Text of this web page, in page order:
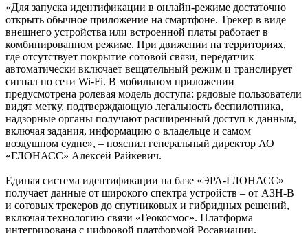
«Для запуска идентификации в онлайн-режиме достаточно
открыть обычное приложение на смартфоне. Трекер в виде
внешнего устройства или встроенной платы работает в
комбинированном режиме. При движении на территориях,
где отсутствует покрытие сотовой связи, передатчик
автоматически включает вещательный режим и транслирует
сигнал по сети Wi-Fi. В мобильном приложении
предусмотрена ролевая модель доступа: рядовые пользователи
видят метку, подтверждающую легальность беспилотника,
надзорные органы получают расширенный доступ к данным,
включая задания, информацию о владельце и самом
воздушном судне», – пояснил генеральный директор АО
«ГЛОНАСС» Алексей Райкевич.
Единая система идентификации на базе «ЭРА-ГЛОНАСС»
получает данные от широкого спектра устройств – от АЗН-В
и сотовых трекеров до спутниковых и гибридных решений,
включая технологию связи «Геокосмос». Платформа
интегрирована с цифровой платформой Росавиации.